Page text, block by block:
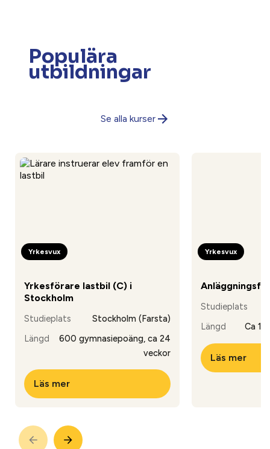
Populära
utbildningar
Se alla kurser
Yrkesvux
Yrkesförare lastbil (C) i
Stockholm
Studieplats
Stockholm (Farsta)
Längd
600 gymnasiepoäng, ca 24
veckor
Läs mer
Yrkesvux
Studieplats
Längd
Ca
Läs mer